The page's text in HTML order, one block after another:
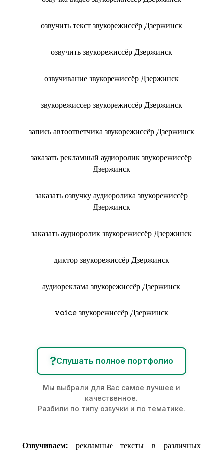
озвучить текст звукорежиссёр Дзержинск
озвучить звукорежиссёр Дзержинск
озвучивание звукорежиссёр Дзержинск
звукорежиссер звукорежиссёр Дзержинск
запись автоответчика звукорежиссёр Дзержинск
заказать рекламный аудиоролик звукорежиссёр
Дзержинск
заказать озвучку аудиоролика звукорежиссёр
Дзержинск
заказать аудиоролик звукорежиссёр Дзержинск
диктор звукорежиссёр Дзержинск
аудиореклама звукорежиссёр Дзержинск
voice звукорежиссёр Дзержинск
?Слушать полное портфолио
Мы выбрали для Вас самое лучшее и
качественное.
Разбили по типу озвучки и по тематике.
Озвучиваем:рекламные тексты в различных